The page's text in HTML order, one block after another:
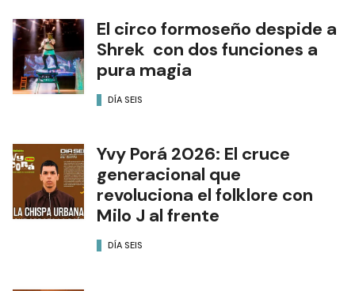
El circo formoseño despide a
Shrek con dos funciones a
pura magia
DÍA SEIS
Yvy Porá 2026: El cruce
generacional que
revoluciona el folklore con
Milo J al frente
DÍA SEIS